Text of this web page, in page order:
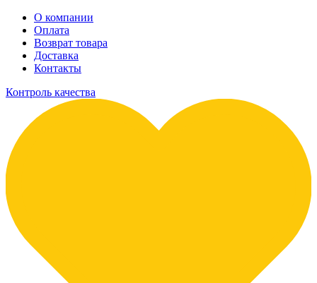
О компании
Оплата
Возврат товара
Доставка
Контакты
Контроль качества